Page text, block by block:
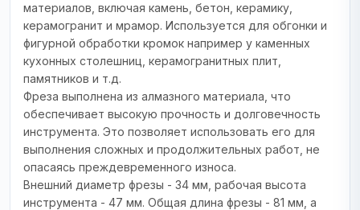
материалов, включая камень, бетон, керамику,
керамогранит и мрамор. Используется для обгонки и
фигурной обработки кромок например у каменных
кухонных столешниц, керамогранитных плит,
памятников и т.д.
Фреза выполнена из алмазного материала, что
обеспечивает высокую прочность и долговечность
инструмента. Это позволяет использовать его для
выполнения сложных и продолжительных работ, не
опасаясь преждевременного износа.
Внешний диаметр фрезы - 34 мм, рабочая высота
инструмента - 47 мм. Общая длина фрезы - 81 мм, а